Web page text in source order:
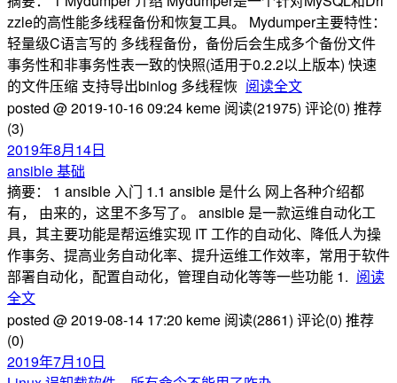
zzle的高性能多线程备份和恢复工具。 Mydumper主要特性：
轻量级C语言写的 多线程备份，备份后会生成多个备份文件
事务性和非事务性表一致的快照(适用于0.2.2以上版本) 快速
的文件压缩 支持导出binlog 多线程恢 阅读全文
posted @ 2019-10-16 09:24 keme 阅读(21975) 评论(0) 推荐
(3)
2019年8月14日
ansible 基础
摘要： 1 ansible 入门 1.1 ansible 是什么 网上各种介绍都
有， 由来的，这里不多写了。 ansible 是一款运维自动化工
具，其主要功能是帮运维实现 IT 工作的自动化、降低人为操
作事务、提高业务自动化率、提升运维工作效率，常用于软件
部署自动化，配置自动化，管理自动化等等一些功能 1. 阅读
全文
posted @ 2019-08-14 17:20 keme 阅读(2861) 评论(0) 推荐
(0)
2019年7月10日